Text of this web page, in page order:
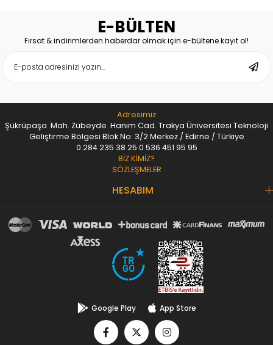
E-BÜLTEN
Fırsat & indirimlerden haberdar olmak için e-bültene kayıt ol!
Adresimiz
Şükrüpaşa Mah. Zübeyde Hanım Cad. Trakya Üniversitesi Teknoloji
Geliştirme Bölgesi Blok No: 3/2 Merkez / Edirne / Türkiye
0 284 235 38 25 0 536 451 95 95
BİZ KİMİZ?
SÖZLEŞMELER
HESABIM
Google Play App Store